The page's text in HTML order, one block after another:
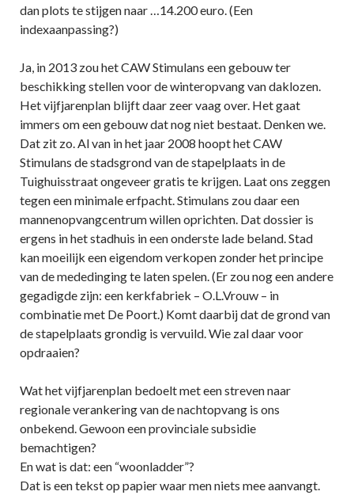
dan plots te stijgen naar …14.200 euro. (Een
indexaanpassing?)
Ja, in 2013 zou het CAW Stimulans een gebouw ter
beschikking stellen voor de winteropvang van daklozen.
Het vijfjarenplan blijft daar zeer vaag over. Het gaat
immers om een gebouw dat nog niet bestaat. Denken we.
Dat zit zo. Al van in het jaar 2008 hoopt het CAW
Stimulans de stadsgrond van de stapelplaats in de
Tuighuisstraat ongeveer gratis te krijgen. Laat ons zeggen
tegen een minimale erfpacht. Stimulans zou daar een
mannenopvangcentrum willen oprichten. Dat dossier is
ergens in het stadhuis in een onderste lade beland. Stad
kan moeilijk een eigendom verkopen zonder het principe
van de mededinging te laten spelen. (Er zou nog een andere
gegadigde zijn: een kerkfabriek – O.L.Vrouw – in
combinatie met De Poort.) Komt daarbij dat de grond van
de stapelplaats grondig is vervuild. Wie zal daar voor
opdraaien?
Wat het vijfjarenplan bedoelt met een streven naar
regionale verankering van de nachtopvang is ons
onbekend. Gewoon een provinciale subsidie
bemachtigen?
En wat is dat: een “woonladder”?
Dat is een tekst op papier waar men niets mee aanvangt.